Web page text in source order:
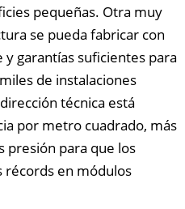
pequeñas. Otra muy
se pueda fabricar con
garantías suficientes para
de instalaciones
técnica está
por metro cuadrado, más
presión para que los
récords en módulos